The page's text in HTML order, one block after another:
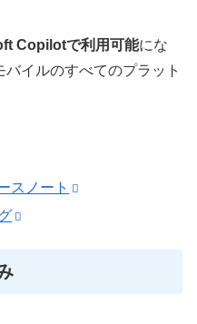
Copilotで利用可能にな
イルのすべてのプラット
スノート